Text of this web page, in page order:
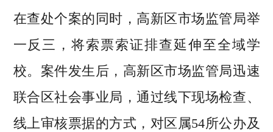
在查处个案的同时，高新区市场监管局举
一反三，将索票索证排查延伸至全域学
校。案件发生后，高新区市场监管局迅速
联合区社会事业局，通过线下现场检查、
线上审核票据的方式，对区属54所公办及